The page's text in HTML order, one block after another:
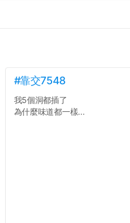
#靠交7548
我5個洞都插了
為什麼味道都一樣...